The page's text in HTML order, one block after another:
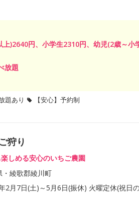
)2640円、小学生2310円、幼児(2歳～小
放題
題あり 【安心】予約制
狩り
しめる安心のいちご農園
・綾歌郡綾川町
2月7日(土)～5月6日(振休) 火曜定休(祝日